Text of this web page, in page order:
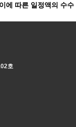
에 따른 일정액의 수수
호